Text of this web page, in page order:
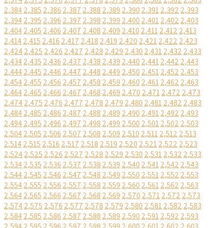
2,3842,385 2,386 2,387 2,388 2,389 2,390 2,3912,392 2,393
2,3942,395 2,396 2,397 2,398 2,399 2,400 2,4012,402 2,403
2,4042,405 2,406 2,407 2,408 2,409 2,410 2,4112,412 2,413
2,4142,415 2,416 2,417 2,418 2,419 2,420 2,4212,422 2,423
2,4242,425 2,426 2,427 2,428 2,429 2,430 2,4312,432 2,433
2,4342,435 2,436 2,437 2,438 2,439 2,440 2,4412,442 2,443
2,4442,445 2,446 2,447 2,448 2,449 2,450 2,4512,452 2,453
2,4542,455 2,456 2,457 2,458 2,459 2,460 2,4612,462 2,463
2,4642,465 2,466 2,467 2,468 2,469 2,470 2,4712,472 2,473
2,4742,475 2,476 2,477 2,478 2,479 2,480 2,4812,482 2,483
2,4842,485 2,486 2,487 2,488 2,489 2,490 2,4912,492 2,493
2,4942,495 2,496 2,497 2,498 2,499 2,500 2,5012,502 2,503
2,5042,505 2,506 2,507 2,508 2,509 2,510 2,5112,512 2,513
2,5142,515 2,516 2,517 2,518 2,519 2,520 2,5212,522 2,523
2,5242,525 2,526 2,527 2,528 2,529 2,530 2,5312,532 2,533
2,5342,535 2,536 2,537 2,538 2,539 2,540 2,5412,542 2,543
2,5442,545 2,546 2,547 2,548 2,549 2,550 2,5512,552 2,553
2,5542,555 2,556 2,557 2,558 2,559 2,560 2,5612,562 2,563
2,5642,565 2,566 2,567 2,568 2,569 2,570 2,5712,572 2,573
2,5742,575 2,576 2,577 2,578 2,579 2,580 2,5812,582 2,583
2,5842,585 2,586 2,587 2,588 2,589 2,590 2,5912,592 2,593